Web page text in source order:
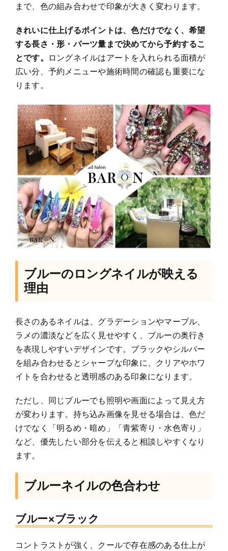
まで、色の組み合わせで印象が大きく変わります。
きれいに仕上げるポイントは、色だけでなく、希望
する長さ・形・パーツ量まで決めてから予約するこ
とです。
ロングネイルはアートを入れられる面積が
広い分、予約メニューや施術時間の確認も重要にな
ります。
ブルーのロングネイルが映える
理由
長さのあるネイルは、グラデーションやマーブル、
ラメの濃淡などを広く見せやすく、ブルーの奥行き
を表現しやすいデザインです。ブラックやシルバー
を組み合わせるとシャープな印象に、クリアやホワ
イトを合わせると透明感のある印象になります。
ただし、同じブルーでも照明や画面によって見え方
が変わります。持ち込み画像を見せる場合は、色だ
けでなく「明るめ・暗め」「青紫寄り・水色寄り」
など、優先したい部分を伝えると相談しやすくなり
ます。
ブルーネイルの色合わせ
ブルー×ブラック
コントラストが強く、クールで存在感のある仕上が